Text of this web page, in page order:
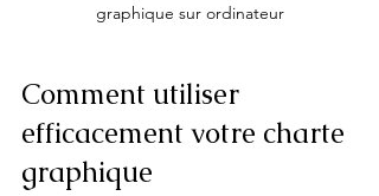
graphique sur ordinateur
Comment utiliser
efficacement votre charte
graphique